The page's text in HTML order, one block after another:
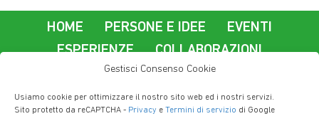
Gestisci Consenso Cookie
Usiamo cookie per ottimizzare il nostro sito web ed i nostri servizi.
Sito protetto da reCAPTCHA - Privacy e Termini di servizio di Google
HOME PERSONE E IDEE
EVENTI
ESPERIENZE
COLLABORAZIONI
Lavorare a Imola Informatica
Contatti